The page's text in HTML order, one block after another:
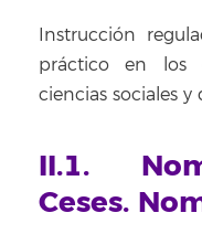
Instrucción
práctico en los
ciencias sociales
II.1.
Ceses.